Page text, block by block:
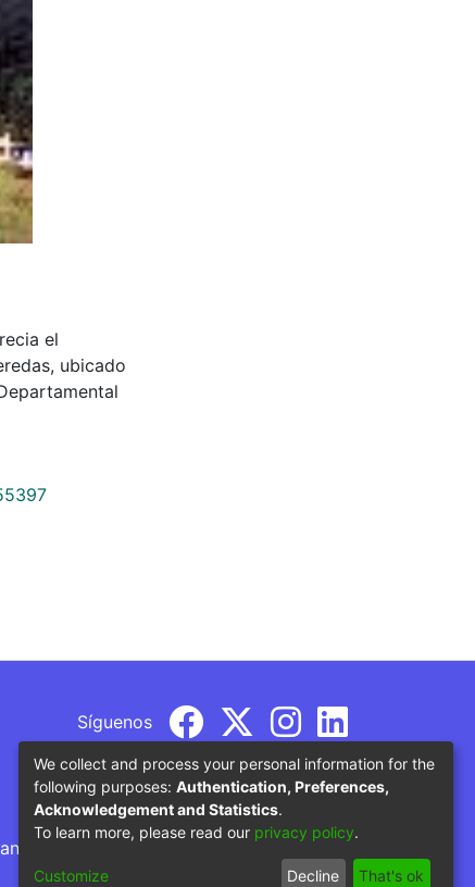
el
ubicado
Síguenos
por parte del Ministerio de Educación
We collect and process your personal information for the
following purposes: Authentication, Preferences,
Acknowledgement and Statistics.
To learn more, please read our privacy policy.
Customize Decline That's ok